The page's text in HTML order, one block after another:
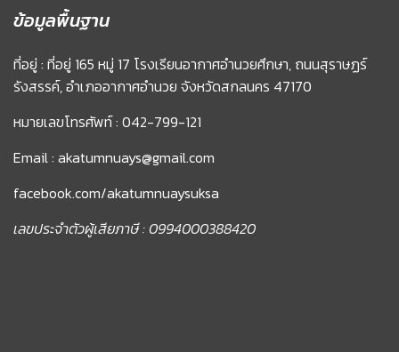
ข้อมูลพื้นฐาน
ที่อยู่ : ที่อยู่ 165 หมู่ 17 โรงเรียนอากาศอำนวยศึกษา, ถนนสุราษฏร์
รังสรรค์, อำเภออากาศอำนวย จังหวัดสกลนคร 47170
หมายเลขโทรศัพท์ : 042-799-121
Email : akatumnuays@gmail.com
facebook.com/akatumnuaysuksa
เลขประจำตัวผู้เสียภาษี : 0994000388420